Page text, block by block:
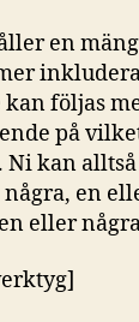
en
följas
på
Ni kan
en
eller